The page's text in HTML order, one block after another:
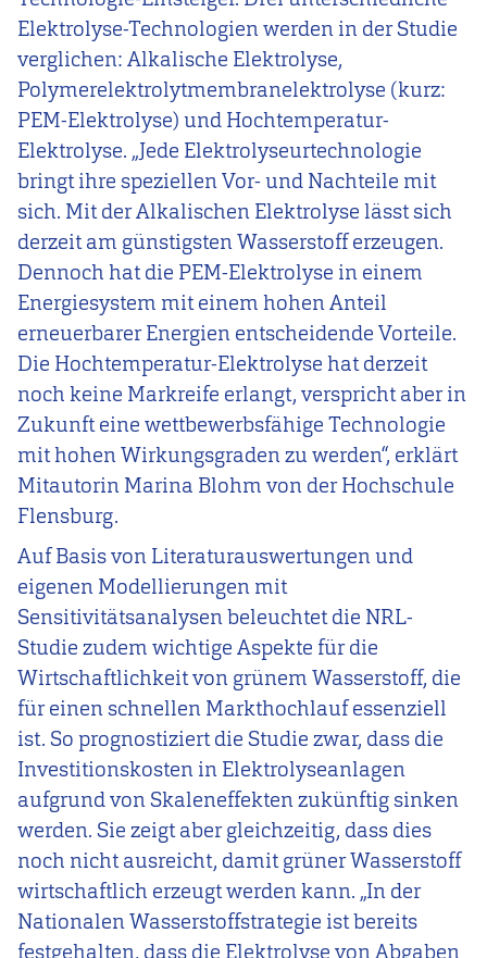
Elektrolyse-Technologien werden in der Studie
verglichen: Alkalische Elektrolyse,
Polymerelektrolytmembranelektrolyse (kurz:
PEM-Elektrolyse) und Hochtemperatur-
Elektrolyse. „Jede Elektrolyseurtechnologie
bringt ihre speziellen Vor- und Nachteile mit
sich. Mit der Alkalischen Elektrolyse lässt sich
derzeit am günstigsten Wasserstoff erzeugen.
Dennoch hat die PEM-Elektrolyse in einem
Energiesystem mit einem hohen Anteil
erneuerbarer Energien entscheidende Vorteile.
Die Hochtemperatur-Elektrolyse hat derzeit
noch keine Markreife erlangt, verspricht aber in
Zukunft eine wettbewerbsfähige Technologie
mit hohen Wirkungsgraden zu werden“, erklärt
Mitautorin Marina Blohm von der Hochschule
Flensburg.
Auf Basis von Literaturauswertungen und
eigenen Modellierungen mit
Sensitivitätsanalysen beleuchtet die NRL-
Studie zudem wichtige Aspekte für die
Wirtschaftlichkeit von grünem Wasserstoff, die
für einen schnellen Markthochlauf essenziell
ist. So prognostiziert die Studie zwar, dass die
Investitionskosten in Elektrolyseanlagen
aufgrund von Skaleneffekten zukünftig sinken
werden. Sie zeigt aber gleichzeitig, dass dies
noch nicht ausreicht, damit grüner Wasserstoff
wirtschaftlich erzeugt werden kann. „In der
Nationalen Wasserstoffstrategie ist bereits
festgehalten, dass die Elektrolyse von Abgaben